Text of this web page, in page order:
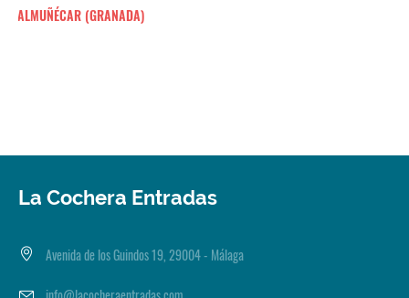
ALMUÑÉCAR (GRANADA)
La Cochera Entradas
Avenida de los Guindos 19, 29004 - Málaga